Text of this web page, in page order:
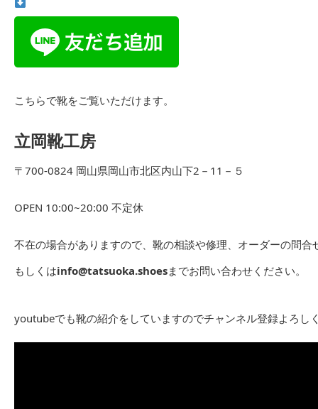
こちらで靴をご覧いただけます。
立岡靴工房
〒700-0824 岡山県岡山市北区内山下2－11－５
OPEN 10:00~20:00 不定休
不在の場合がありますので、靴の相談や修理、オーダーの問合
もしくはinfo@tatsuoka.shoesまでお問い合わせください。
youtubeでも靴の紹介をしていますのでチャンネル登録よろし